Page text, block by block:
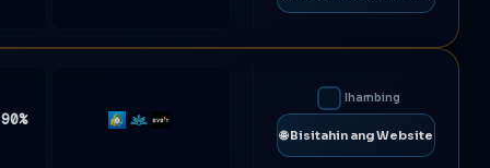
MT5Match-
Bybit
Ihambing
🌐 Bisitahin ang Website